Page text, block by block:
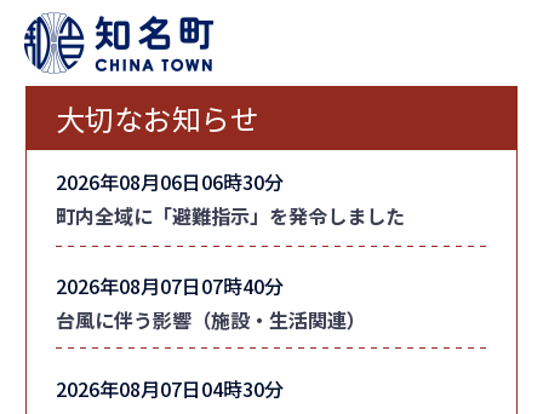
大切なお知らせ
2026年08月06日06時30分
町内全域に「避難指示」を発令しました
2026年08月07日07時40分
台風に伴う影響（施設・生活関連）
2026年08月07日04時30分